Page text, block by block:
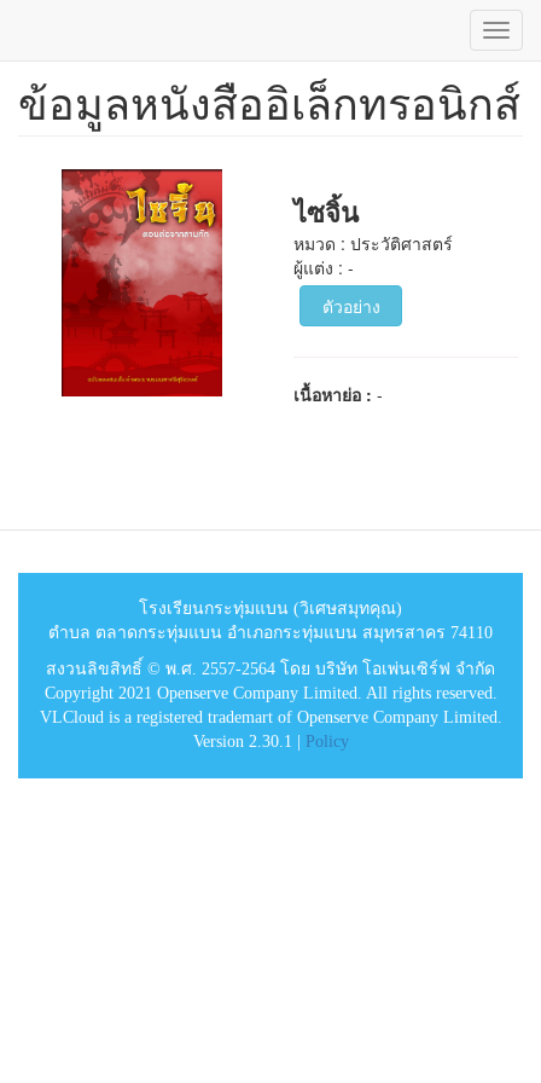
ข้าม
ข้อมูลหนังสืออิเล็กทรอนิกส์
ไซจิ้น
หมวด : ประวัติศาสตร์
ผู้แต่ง : -
ตัวอย่าง
เนื้อหาย่อ :-
โรงเรียนกระทุ่มแบน (วิเศษสมุทคุณ)
ตำบล ตลาดกระทุ่มแบน อำเภอกระทุ่มแบน สมุทรสาคร 74110
สงวนลิขสิทธิ์ © พ.ศ. 2557-2564 โดย บริษัท โอเพ่นเซิร์ฟ จำกัด
Copyright 2021 Openserve Company Limited. All rights reserved.
VLCloud is a registered trademart of Openserve Company Limited.
Version 2.30.1 |
Policy